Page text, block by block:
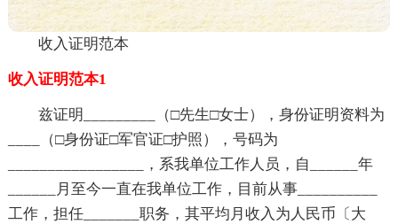
收入证明范本
收入证明范本1
兹证明_________（□先生□女士），身份证明资料为
____（□身份证□军官证□护照），号码为
_________________，系我单位工作人员，自______年
______月至今一直在我单位工作，目前从事__________
工作，担任_______职务，其平均月收入为人民币〔大